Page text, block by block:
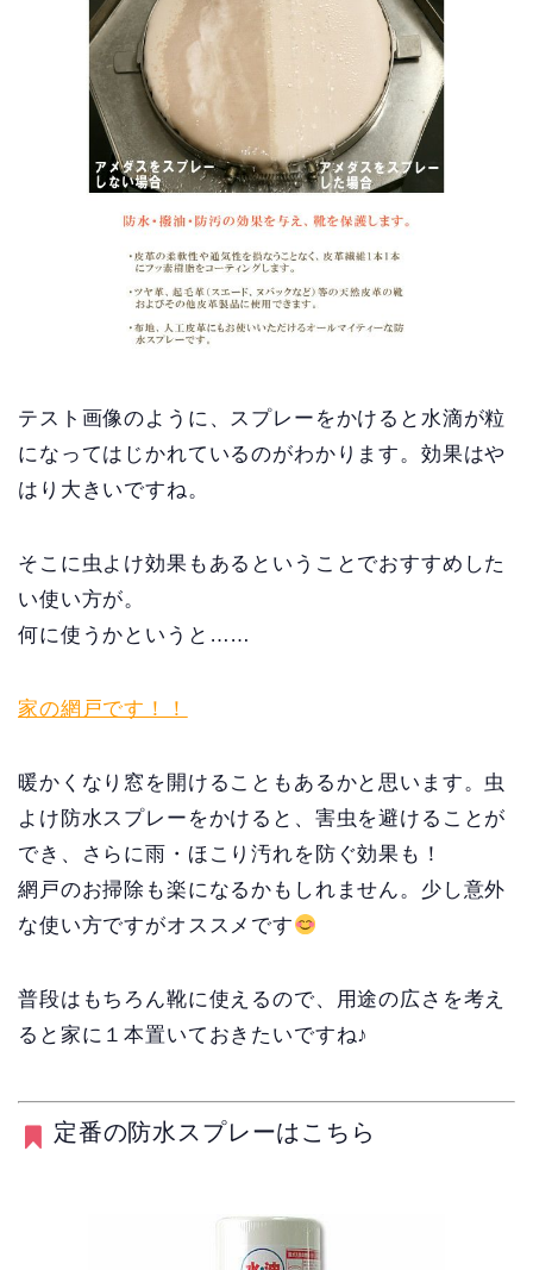
テスト画像のように、スプレーをかけると水滴が粒
になってはじかれているのがわかります。効果はや
はり大きいですね。
そこに虫よけ効果もあるということでおすすめした
い使い方が。
何に使うかというと……
家の網戸です！！
暖かくなり窓を開けることもあるかと思います。虫
よけ防水スプレーをかけると、害虫を避けることが
でき、さらに雨・ほこり汚れを防ぐ効果も！
網戸のお掃除も楽になるかもしれません。少し意外
な使い方ですがオススメです
普段はもちろん靴に使えるので、用途の広さを考え
ると家に１本置いておきたいですね♪
定番の防水スプレーはこちら